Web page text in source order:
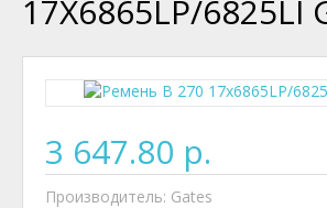
17X6865LP/6825LI
3 647.80 р.
Производитель: Gates